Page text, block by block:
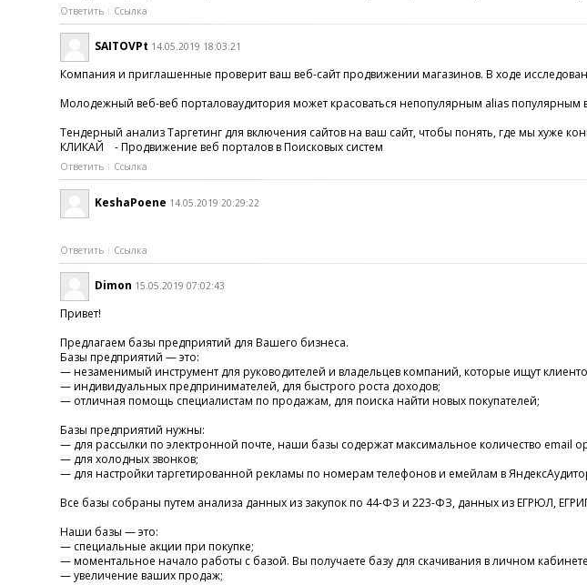
Ответить Ссылка
SAITOVPt 14.05.2019 18:03:21
Компания и приглашенные проверит ваш веб-сайт продвижении магазинов. В ходе
Молодежный веб-веб порталоваудитория может красоваться непопулярным alias популярным
Тендерный анализ Таргетинг для включения сайтов на ваш сайт, чтобы понять, где мы хуже
КЛИКАЙ - Продвижение веб порталов в Поисковых систем
Ответить Ссылка
KeshaPoene 14.05.2019 20:29:22
Ответить Ссылка
Dimon 15.05.2019 07:02:43
Привет!
Предлагаем базы предприятий для Вашего бизнеса.
Базы предприятий — это:
— незаменимый инструмент для руководителей и владельцев компаний, которые ищут
— индивидуальных предпринимателей, для быстрого роста доходов;
— отличная помощь специалистам по продажам, для поиска найти новых покупателей;
Базы предприятий нужны:
— для рассылки по электронной почте, наши базы содержат максимальное количество email
— для холодных звонков;
— для настройки таргетированной рекламы по номерам телефонов и емейлам в
Все базы собраны путем анализа данных из закупок по 44-ФЗ и 223-ФЗ, данных из ЕГРЮЛ,
Наши базы — это:
— специальные акции при покупке;
— моментальное начало работы с базой. Вы получаете базу для скачивания в личном
— увеличение ваших продаж;